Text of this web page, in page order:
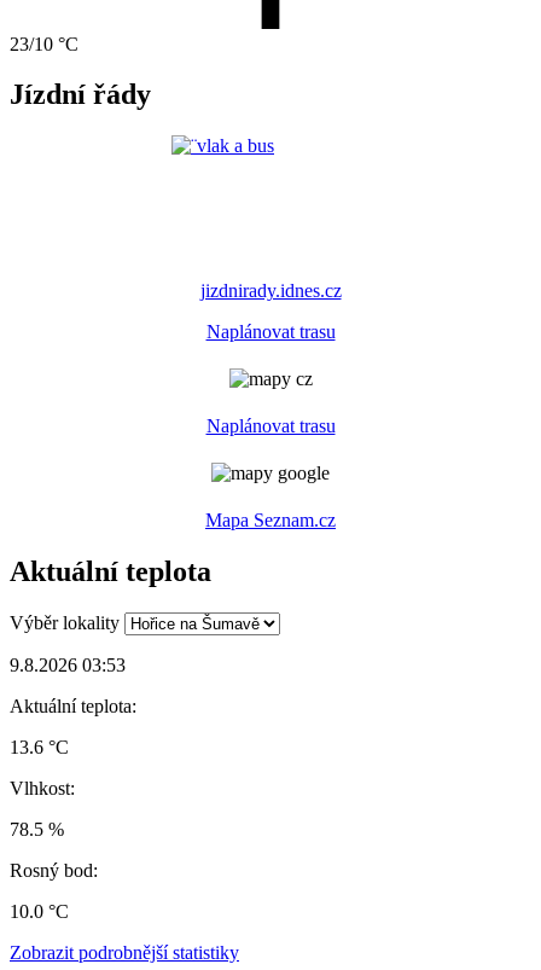
23/10 °C
Jízdní řády
jizdnirady.idnes.cz
Naplánovat trasu
Naplánovat trasu
Mapa Seznam.cz
Aktuální teplota
Výběr lokality
9.8.2026 03:53
Aktuální teplota:
13.6 °C
Vlhkost:
78.5 %
Rosný bod:
10.0 °C
Zobrazit podrobnější statistiky